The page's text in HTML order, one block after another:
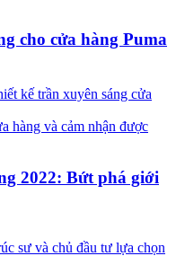
cho cửa hàng Puma
hàng và cảm nhận được
2022: Bứt phá giới
sư và chủ đầu tư lựa chọn